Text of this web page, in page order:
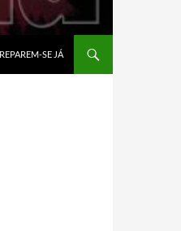
SE JÁ